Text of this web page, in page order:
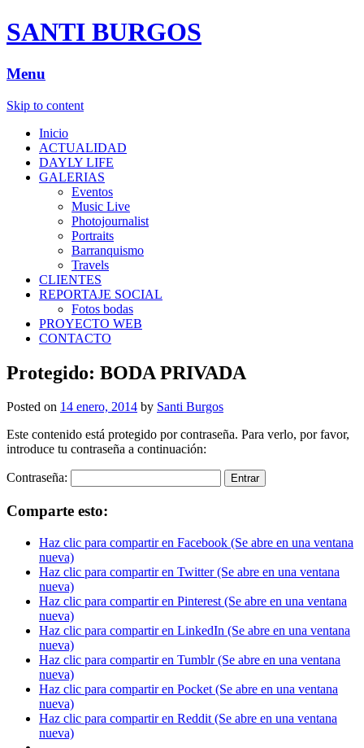
SANTI BURGOS
Menu
Skip to content
Inicio
ACTUALIDAD
DAYLY LIFE
GALERIAS
Eventos
Music Live
Photojournalist
Portraits
Barranquismo
Travels
CLIENTES
REPORTAJE SOCIAL
Fotos bodas
PROYECTO WEB
CONTACTO
Protegido: BODA PRIVADA
Posted on 14 enero, 2014 by Santi Burgos
Este contenido está protegido por contraseña. Para verlo, por favor,
introduce tu contraseña a continuación:
Contraseña:
Comparte esto:
Haz clic para compartir en Facebook (Se abre en una ventana
nueva)
Haz clic para compartir en Twitter (Se abre en una ventana
nueva)
Haz clic para compartir en Pinterest (Se abre en una ventana
nueva)
Haz clic para compartir en LinkedIn (Se abre en una ventana
nueva)
Haz clic para compartir en Tumblr (Se abre en una ventana
nueva)
Haz clic para compartir en Pocket (Se abre en una ventana
nueva)
Haz clic para compartir en Reddit (Se abre en una ventana
nueva)